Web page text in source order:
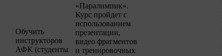
Обучить
инструкторов
АФК (студенты
«Паралимпик».
Курс пройдет с
использованием
презентации,
видео фрагментов
и тренировочных